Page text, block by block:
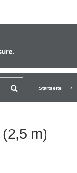
Startseite
m)